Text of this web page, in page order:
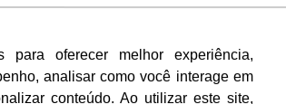
para oferecer melhor experiência,
analisar como você interage em
conteúdo. Ao utilizar este site,